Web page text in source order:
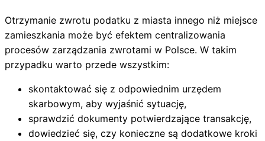
Otrzymanie zwrotu podatku z miasta innego niż miejsce
zamieszkania może być efektem centralizowania
procesów zarządzania zwrotami w Polsce. W takim
przypadku warto przede wszystkim:
skontaktować się z odpowiednim urzędem
skarbowym, aby wyjaśnić sytuację,
sprawdzić dokumenty potwierdzające transakcję,
dowiedzieć się, czy konieczne są dodatkowe kroki